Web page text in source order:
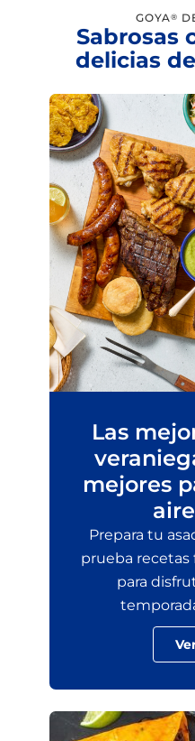
GOYA®
Sabrosas
delicias
Las
mejores
Prepara tu
prueba recetas
para